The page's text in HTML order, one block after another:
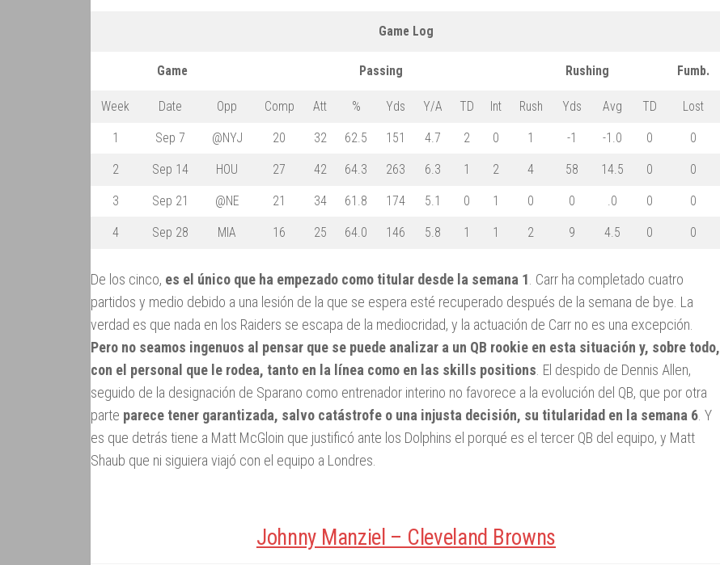
Game Log
Game Passing Rushing Fumb.
Week Date Opp Comp Att % Yds Y/A TD Int Rush Yds Avg TD Lost
1 Sep 7 @NYJ 20 32 62.5 151 4.7 2 0 1 -1 -1.0 0 0
2 Sep 14 HOU 27 42 64.3 263 6.3 1 2 4 58 14.5 0 0
3 Sep 21 @NE 21 34 61.8 174 5.1 0 1 0 0 .0 0 0
4 Sep 28 MIA 16 25 64.0 146 5.8 1 1 2 9 4.5 0 0
De los cinco, es el único que ha empezado como titular desde la semana 1 . Carr ha completado cuatro
partidos y medio debido a una lesión de la que se espera esté recuperado después de la semana de bye. La
verdad es que nada en los Raiders se escapa de la mediocridad, y la actuación de Carr no es una excepción.
Pero no seamos ingenuos al pensar que se puede analizar a un QB rookie en esta situación y, sobre todo,
con el personal que le rodea, tanto en la línea como en las skills positions . El despido de Dennis Allen,
seguido de la designación de Sparano como entrenador interino no favorece a la evolución del QB, que por otra
parte parece tener garantizada, salvo catástrofe o una injusta decisión, su titularidad en la semana 6 . Y
es que detrás tiene a Matt McGloin que justificó ante los Dolphins el porqué es el tercer QB del equipo, y Matt
Shaub que ni siguiera viajó con el equipo a Londres.
Johnny Manziel – Cleveland Browns